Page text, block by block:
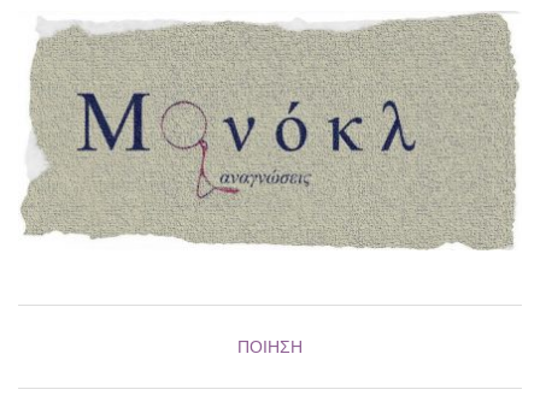
ΠΟΊΗΣΗ